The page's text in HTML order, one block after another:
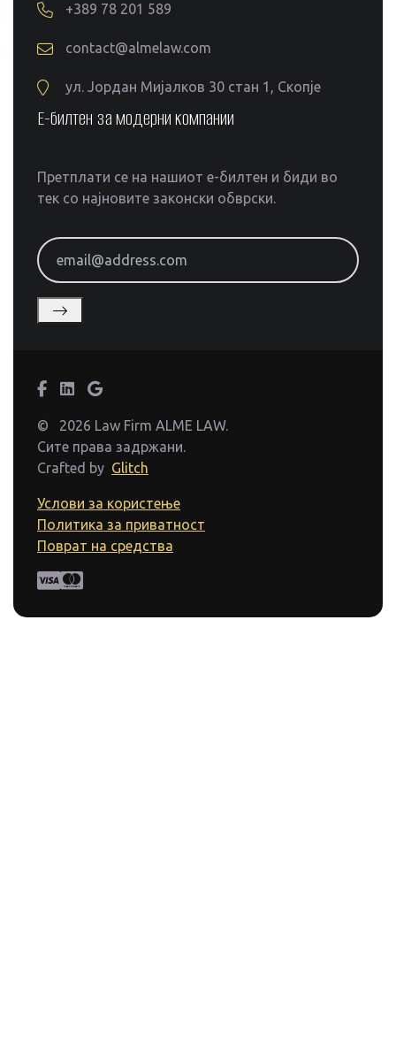
+389 78 201 589
contact@almelaw.com
ул. Јордан Мијалков 30 стан 1, Скопје
Е-билтен за модерни компании
Претплати се на нашиот е-билтен и биди во
тек со најновите законски обврски.
email@address.com
©
2026 Law Firm ALME LAW.
Сите права задржани.
Crafted by Glitch
Услови за користење
Политика за приватност
Поврат на средства